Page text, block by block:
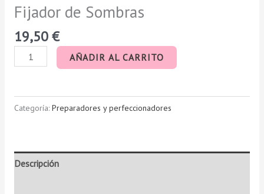
Fijador de Sombras
19,50 €
AÑADIR AL CARRITO
Categoría: Preparadores y perfeccionadores
Descripción